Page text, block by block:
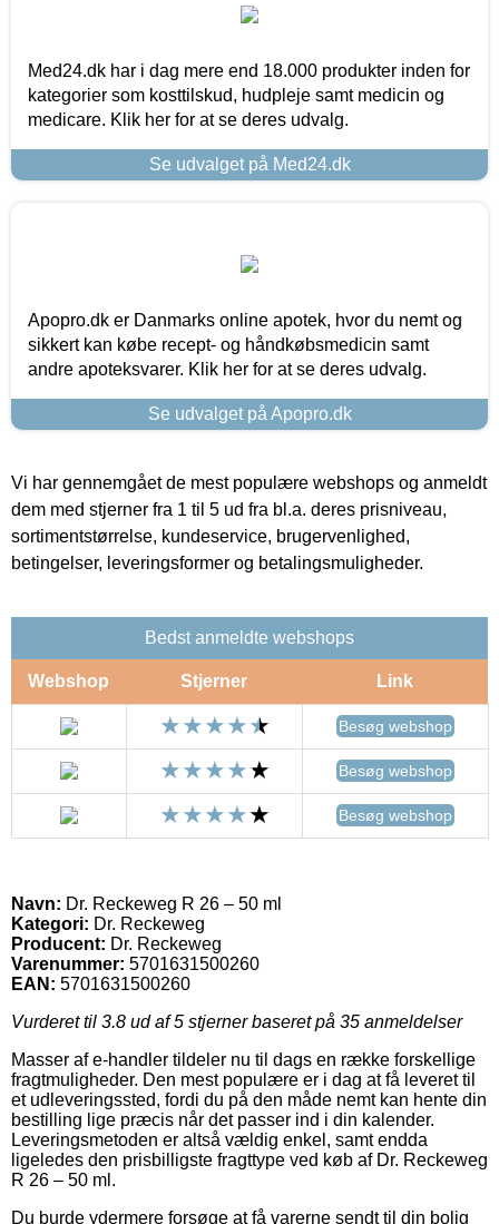
Med24.dk har i dag mere end 18.000 produkter inden for
kategorier som kosttilskud, hudpleje samt medicin og
medicare. Klik her for at se deres udvalg.
Se udvalget på Med24.dk
Apopro.dk er Danmarks online apotek, hvor du nemt og
sikkert kan købe recept- og håndkøbsmedicin samt
andre apoteksvarer. Klik her for at se deres udvalg.
Se udvalget på Apopro.dk
Vi har gennemgået de mest populære webshops og anmeldt
dem med stjerner fra 1 til 5 ud fra bl.a. deres prisniveau,
sortimentstørrelse, kundeservice, brugervenlighed,
betingelser, leveringsformer og betalingsmuligheder.
Bedst anmeldte webshops
Webshop Stjerner Link
Besøg webshop
Besøg webshop
Besøg webshop
Navn: Dr. Reckeweg R 26 – 50 ml
Kategori: Dr. Reckeweg
Producent: Dr. Reckeweg
Varenummer: 5701631500260
EAN: 5701631500260
Vurderet til 3.8 ud af 5 stjerner baseret på 35 anmeldelser
Masser af e-handler tildeler nu til dags en række forskellige
fragtmuligheder. Den mest populære er i dag at få leveret til
et udleveringssted, fordi du på den måde nemt kan hente din
bestilling lige præcis når det passer ind i din kalender.
Leveringsmetoden er altså vældig enkel, samt endda
ligeledes den prisbilligste fragttype ved køb af Dr. Reckeweg
R 26 – 50 ml.
Du burde ydermere forsøge at få varerne sendt til din bolig